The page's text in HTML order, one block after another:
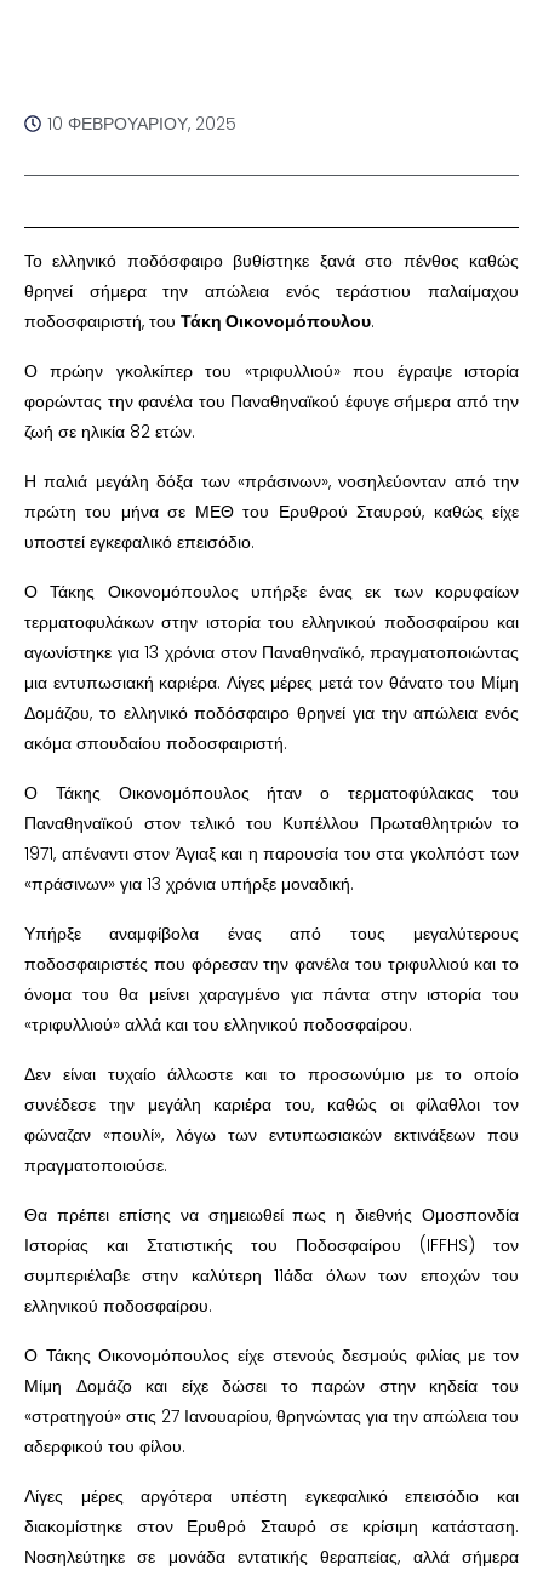
10 ΦΕΒΡΟΥΑΡΊΟΥ, 2025
Το ελληνικό ποδόσφαιρο βυθίστηκε ξανά στο πένθος καθώς
θρηνεί σήμερα την απώλεια ενός τεράστιου παλαίμαχου
ποδοσφαιριστή, του Τάκη Οικονομόπουλου.
Ο πρώην γκολκίπερ του «τριφυλλιού» που έγραψε ιστορία
φορώντας την φανέλα του Παναθηναϊκού έφυγε σήμερα από την
ζωή σε ηλικία 82 ετών.
Η παλιά μεγάλη δόξα των «πράσινων», νοσηλεύονταν από την
πρώτη του μήνα σε ΜΕΘ του Ερυθρού Σταυρού, καθώς είχε
υποστεί εγκεφαλικό επεισόδιο.
Ο Τάκης Οικονομόπουλος υπήρξε ένας εκ των κορυφαίων
τερματοφυλάκων στην ιστορία του ελληνικού ποδοσφαίρου και
αγωνίστηκε για 13 χρόνια στον Παναθηναϊκό, πραγματοποιώντας
μια εντυπωσιακή καριέρα. Λίγες μέρες μετά τον θάνατο του Μίμη
Δομάζου, το ελληνικό ποδόσφαιρο θρηνεί για την απώλεια ενός
ακόμα σπουδαίου ποδοσφαιριστή.
Ο Τάκης Οικονομόπουλος ήταν ο τερματοφύλακας του
Παναθηναϊκού στον τελικό του Κυπέλλου Πρωταθλητριών το
1971, απέναντι στον Άγιαξ και η παρουσία του στα γκολπόστ των
«πράσινων» για 13 χρόνια υπήρξε μοναδική.
Υπήρξε αναμφίβολα ένας από τους μεγαλύτερους
ποδοσφαιριστές που φόρεσαν την φανέλα του τριφυλλιού και το
όνομα του θα μείνει χαραγμένο για πάντα στην ιστορία του
«τριφυλλιού» αλλά και του ελληνικού ποδοσφαίρου.
Δεν είναι τυχαίο άλλωστε και το προσωνύμιο με το οποίο
συνέδεσε την μεγάλη καριέρα του, καθώς οι φίλαθλοι τον
φώναζαν «πουλί», λόγω των εντυπωσιακών εκτινάξεων που
πραγματοποιούσε.
Θα πρέπει επίσης να σημειωθεί πως η διεθνής Ομοσπονδία
Ιστορίας και Στατιστικής του Ποδοσφαίρου (IFFHS) τον
συμπεριέλαβε στην καλύτερη 11άδα όλων των εποχών του
ελληνικού ποδοσφαίρου.
Ο Τάκης Οικονομόπουλος είχε στενούς δεσμούς φιλίας με τον
Μίμη Δομάζο και είχε δώσει το παρών στην κηδεία του
«στρατηγού» στις 27 Ιανουαρίου, θρηνώντας για την απώλεια του
αδερφικού του φίλου.
Λίγες μέρες αργότερα υπέστη εγκεφαλικό επεισόδιο και
διακομίστηκε στον Ερυθρό Σταυρό σε κρίσιμη κατάσταση.
Νοσηλεύτηκε σε μονάδα εντατικής θεραπείας, αλλά σήμερα